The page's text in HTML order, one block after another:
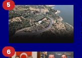
5
6